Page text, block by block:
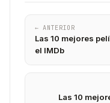
← ANTERIOR
Las 10 mejores
el IMDb
Las 10